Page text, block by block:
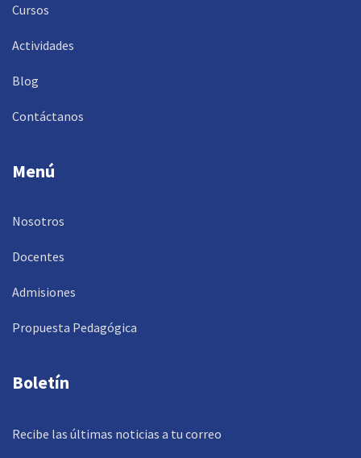
Cursos
Actividades
Blog
Contáctanos
Menú
Nosotros
Docentes
Admisiones
Propuesta Pedagógica
Boletín
Recibe las últimas noticias a tu correo